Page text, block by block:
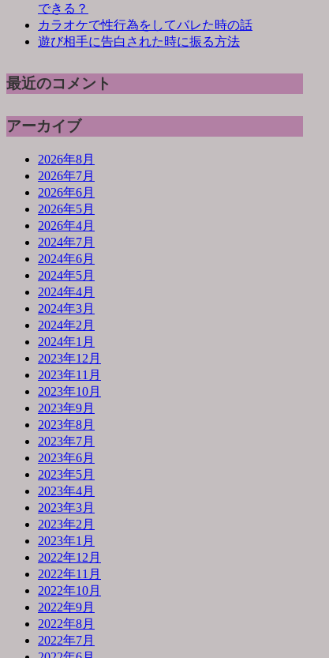
できる？
カラオケで性行為をしてバレた時の話
遊び相手に告白された時に振る方法
最近のコメント
アーカイブ
2026年8月
2026年7月
2026年6月
2026年5月
2026年4月
2024年7月
2024年6月
2024年5月
2024年4月
2024年3月
2024年2月
2024年1月
2023年12月
2023年11月
2023年10月
2023年9月
2023年8月
2023年7月
2023年6月
2023年5月
2023年4月
2023年3月
2023年2月
2023年1月
2022年12月
2022年11月
2022年10月
2022年9月
2022年8月
2022年7月